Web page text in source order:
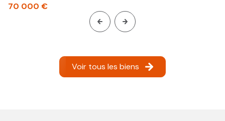
70 000 €
Voir tous les biens